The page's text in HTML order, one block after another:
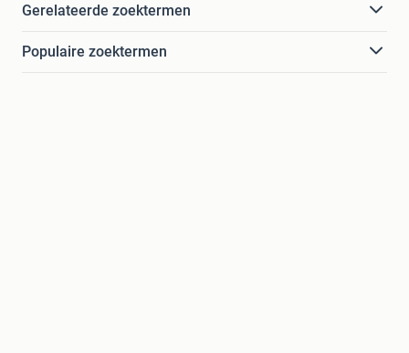
Gerelateerde zoektermen
Populaire zoektermen